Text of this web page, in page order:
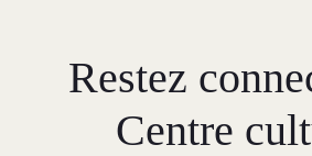
Restez
Centre